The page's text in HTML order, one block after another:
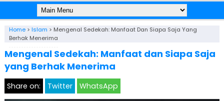
Home> Islam > Mengenal Sedekah: Manfaat Dan Siapa Saja Yang
Berhak Menerima
Mengenal Sedekah: Manfaat dan Siapa Saja
yang Berhak Menerima
Share on: Twitter WhatsApp